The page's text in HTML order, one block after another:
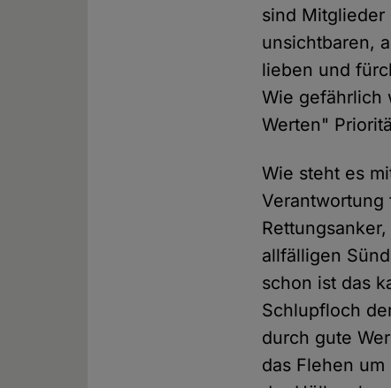
sind Mitglieder
unsichtbaren,
lieben und
Wie gefährlich
Werten"
Wie steht es
Verantwortung
allfälligen
schon ist das
Schlupfloch
durch gute
das Flehen